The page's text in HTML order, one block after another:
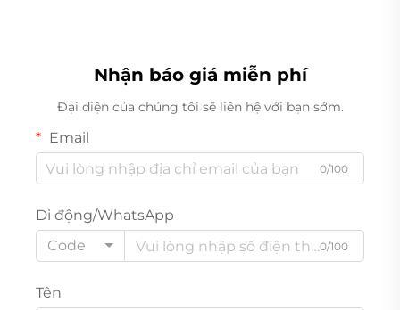
Nhận báo giá miễn phí
Đại diện của chúng tôi sẽ liên hệ với bạn sớm.
Email
0/100
Di động/WhatsApp
Code
0/100
Tên